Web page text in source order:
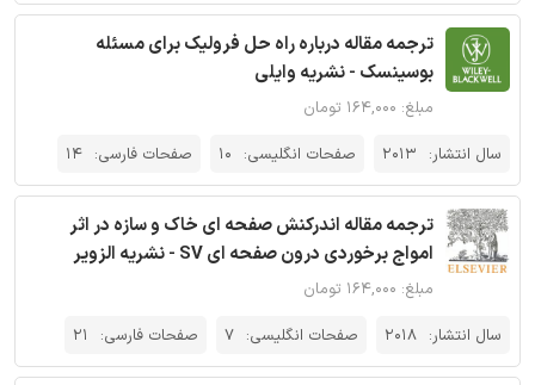
ترجمه مقاله درباره راه حل فرولیک برای مسئله
بوسینسک - نشریه وایلی
مبلغ: ۱۶۴,۰۰۰ تومان
سال انتشار: 2013 صفحات انگلیسی: 10 صفحات فارسی: 14
ترجمه مقاله اندرکنش صفحه ای خاک و سازه در اثر
امواج برخوردی درون صفحه ای SV - نشریه الزویر
مبلغ: ۱۶۴,۰۰۰ تومان
سال انتشار: 2018 صفحات انگلیسی: 7 صفحات فارسی: 21